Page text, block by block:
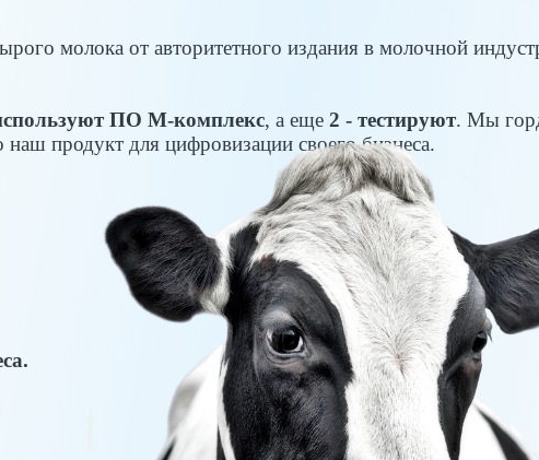
молока от авторитетного издания в молочной
ПО М-комплекс, а еще2 - тестируют. Мы
продукт для цифровизации своего бизнеса.